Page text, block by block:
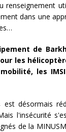
renseignement
dans une
de
les
les
est désormais
l'insécurité
de la